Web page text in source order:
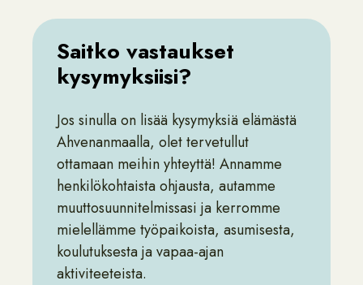
Saitko vastaukset
kysymyksiisi?
Jos sinulla on lisää kysymyksiä elämästä
Ahvenanmaalla, olet tervetullut
ottamaan meihin yhteyttä! Annamme
henkilökohtaista ohjausta, autamme
muuttosuunnitelmissasi ja kerromme
mielellämme työpaikoista, asumisesta,
koulutuksesta ja vapaa-ajan
aktiviteeteista.